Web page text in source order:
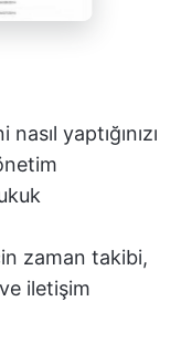
yaptığınızı
zaman takibi,
iletişim